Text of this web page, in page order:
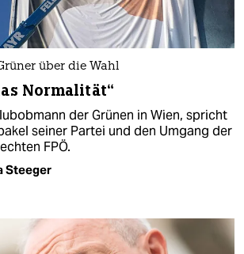
über die Wahl
Normalität“
der Grünen in Wien, spricht
seiner Partei und den Umgang der
FPÖ.
Steeger